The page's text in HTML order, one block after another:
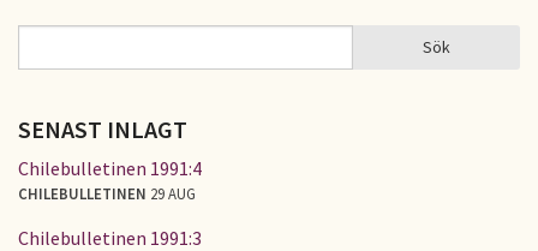
SÖKFORMULÄR Sök
SENAST INLAGT
Chilebulletinen 1991:4
CHILEBULLETINEN 29 AUG
Chilebulletinen 1991:3